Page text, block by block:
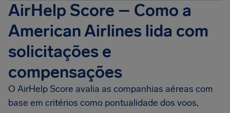
AirHelp Score – Como a
American Airlines lida com
solicitações e
compensações
O AirHelp Score avalia as companhias aéreas com
base em critérios como pontualidade dos voos,